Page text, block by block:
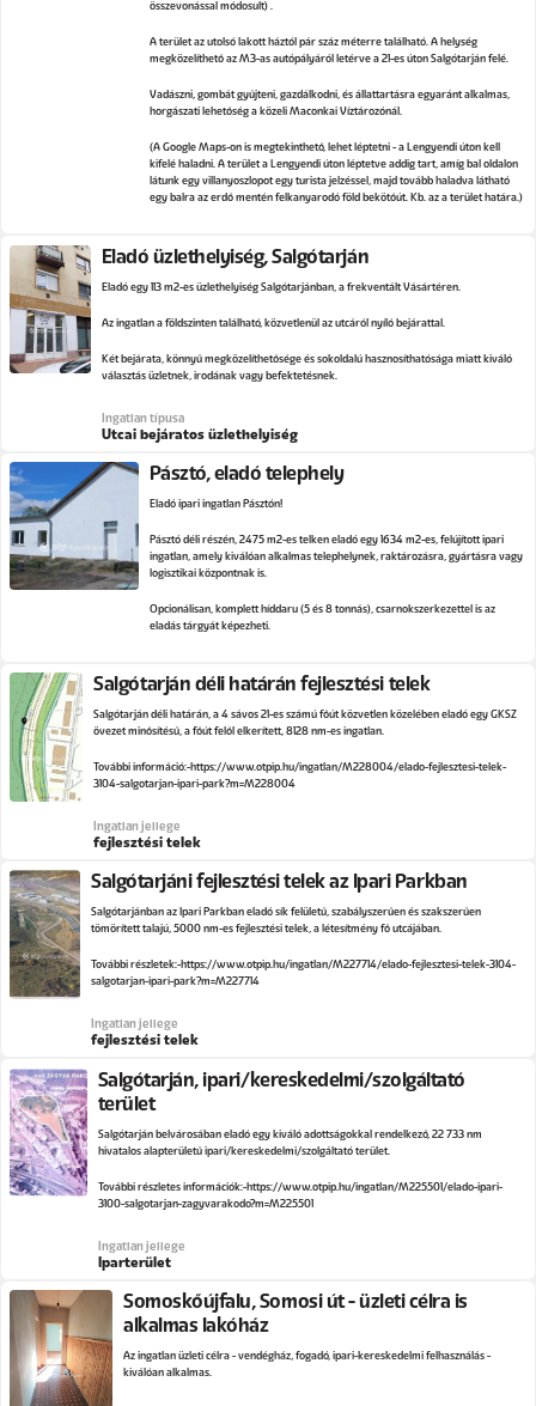
összevonással módosult) .
A terület az utolsó lakott háztól pár száz méterre található. A helység
megközelíthető az M3-as autópályáról letérve a 21-es úton Salgótarján felé.
Vadászni, gombát gyűjteni, gazdálkodni, és állattartásra egyaránt alkalmas,
horgászati lehetőség a közeli Maconkai Víztározónál.
(A Google Maps-on is megtekinthető, lehet léptetni - a Lengyendi úton kell
kifelé haladni. A terület a Lengyendi úton léptetve addig tart, amíg bal oldalon
látunk egy villanyoszlopot egy turista jelzéssel, majd tovább haladva látható
egy balra az erdő mentén felkanyarodó föld bekötőút. Kb. az a terület határa.)
Eladó üzlethelyiség, Salgótarján
Eladó egy 113 m2-es üzlethelyiség Salgótarjánban, a frekventált Vásártéren.
Az ingatlan a földszinten található, közvetlenül az utcáról nyíló bejárattal.
Két bejárata, könnyű megközelíthetősége és sokoldalú hasznosíthatósága miatt kiváló
választás üzletnek, irodának vagy befektetésnek.
Ingatlan típusa
Utcai bejáratos üzlethelyiség
Pásztó, eladó telephely
Eladó ipari ingatlan Pásztón!
Pásztó déli részén, 2475 m2-es telken eladó egy 1634 m2-es, felújított ipari
ingatlan, amely kiválóan alkalmas telephelynek, raktározásra, gyártásra vagy
logisztikai központnak is.
Opcionálisan, komplett híddaru (5 és 8 tonnás), csarnokszerkezettel is az
eladás tárgyát képezheti.
Salgótarján déli határán fejlesztési telek
Salgótarján déli határán, a 4 sávos 21-es számú főút közvetlen közelében eladó egy GKSZ
övezet minősítésű, a főút felől elkerített, 8128 nm-es ingatlan.
További információ:https://www.otpip.hu/ingatlan/M228004/elado-fejlesztesi-telek-
3104-salgotarjan-ipari-park?m=M228004
Ingatlan jellege
fejlesztési telek
Salgótarjáni fejlesztési telek az Ipari Parkban
Salgótarjánban az Ipari Parkban eladó sík felületű, szabályszerűen és szakszerűen
tömörített talajú, 5000 nm-es fejlesztési telek, a létesítmény fő utcájában.
További részletek:https://www.otpip.hu/ingatlan/M227714/elado-fejlesztesi-telek-3104-
salgotarjan-ipari-park?m=M227714
Ingatlan jellege
fejlesztési telek
Salgótarján, ipari/kereskedelmi/szolgáltató
terület
Salgótarján belvárosában eladó egy kiváló adottságokkal rendelkező, 22 733 nm
hivatalos alapterületű ipari/kereskedelmi/szolgáltató terület.
További részletes információk:https://www.otpip.hu/ingatlan/M225501/elado-ipari-
3100-salgotarjan-zagyvarakodo?m=M225501
Ingatlan jellege
Iparterület
Somoskőújfalu, Somosi út - üzleti célra is
alkalmas lakóház
Az ingatlan üzleti célra - vendégház, fogadó, ipari-kereskedelmi felhasználás -
kiválóan alkalmas.